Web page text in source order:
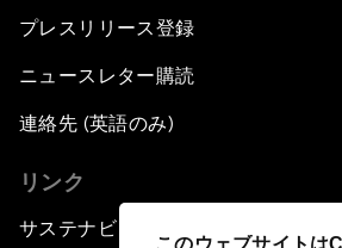
このウェブサイトは
プレスリリース登録
ニュースレター購読
連絡先 (英語のみ)
リンク
サステナビリティへの取り組み